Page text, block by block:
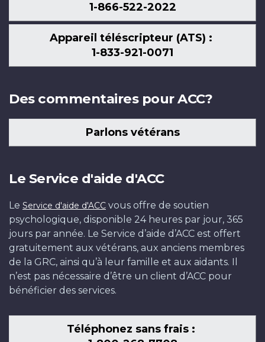
1-866-522-2022
Appareil téléscripteur (ATS) :
1-833-921-0071
Des commentaires pour ACC?
Parlons vétérans
Le Service d'aide d'ACC
Le Service d'aide d'ACC vous offre de soutien
psychologique, disponible 24 heures par jour, 365
jours par année. Le Service d’aide d’ACC est offert
gratuitement aux vétérans, aux anciens membres
de la GRC, ainsi qu’à leur famille et aux aidants. Il
n’est pas nécessaire d’être un client d’ACC pour
bénéficier des services.
Téléphonez sans frais :